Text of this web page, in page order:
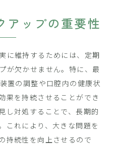
アップの重要性
に維持するためには、定期
が欠かせません。特に、最
置の調整や口腔内の健康状
果を持続させることができ
し対処することで、長期的
これにより、大きな問題を
持続性を向上させるので